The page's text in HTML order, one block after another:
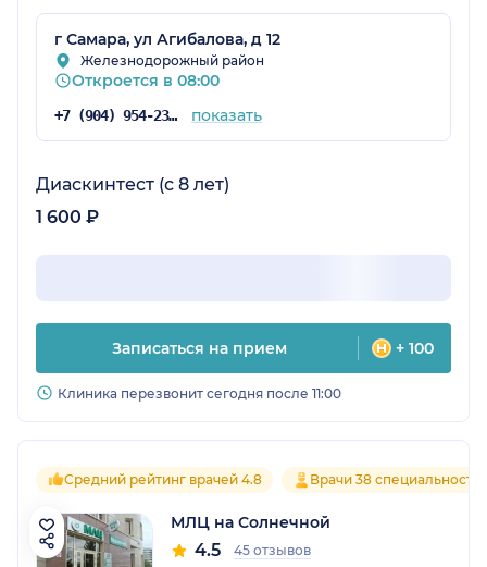
г Самара, ул Агибалова, д 12
Железнодорожный район
Откроется в 08:00
+7 (904) 954-23-90 показать
Диаскинтест (с 8 лет)
1 600 ₽
Записаться на прием + 100
Клиника перезвонит сегодня после 11:00
Средний рейтинг врачей 4.8 Врачи 38
МЛЦ на Солнечной
4.5 45 отзывов